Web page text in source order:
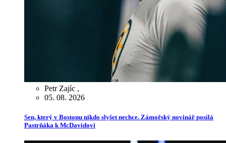
Petr Zajíc ,
05. 08. 2026
Sen, který v Bostonu nikdo slyšet nechce. Zámořský novinář posílá
Pastrňáka k McDavidovi